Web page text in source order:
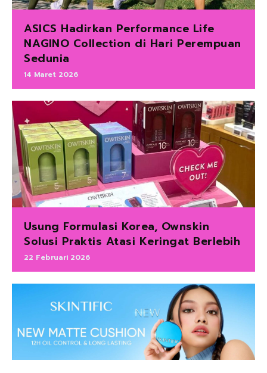
ASICS Hadirkan Performance Life
NAGINO Collection di Hari Perempuan
Sedunia
14 Maret 2026
Usung Formulasi Korea, Ownskin
Solusi Praktis Atasi Keringat Berlebih
22 Februari 2026